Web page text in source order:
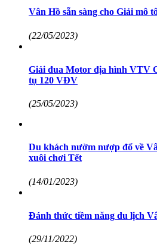
Vân Hồ sẵn sàng cho Giải mô
(22/05/2023)
Giải đua Motor địa hình VTV
tụ 120 VĐV
(25/05/2023)
Du khách nườm nượp đổ về
xuôi chơi Tết
(14/01/2023)
Đánh thức tiềm năng du lịch
(29/11/2022)